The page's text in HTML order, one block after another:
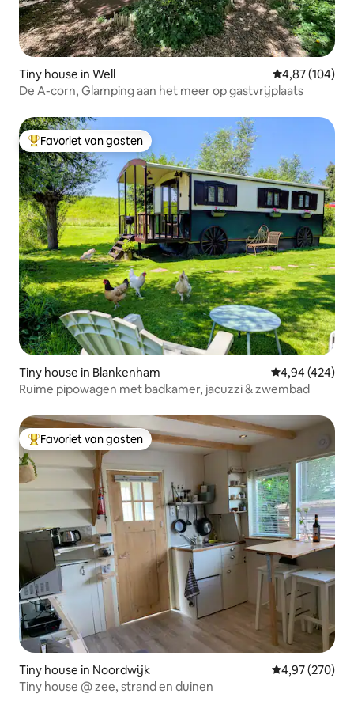
Tiny house in Well Gemiddelde
4,87 (104)
De A-corn, Glamping aan het meer op gastvrijplaats
Topfavoriet van gasten
Favoriet van gasten
Tiny house in Blankenham Gemiddelde
4,94 (424)
Ruime pipowagen met badkamer, jacuzzi & zwembad
Topfavoriet van gasten
Favoriet van gasten
Tiny house in Noordwijk Gemiddelde
4,97 (270)
Tiny house @ zee, strand en duinen